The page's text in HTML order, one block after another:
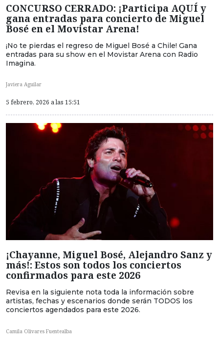
CONCURSO CERRADO: ¡Participa AQUÍ y
gana entradas para concierto de Miguel
Bosé en el Movistar Arena!
¡No te pierdas el regreso de Miguel Bosé a Chile! Gana
entradas para su show en el Movistar Arena con Radio
Imagina.
Javiera Aguilar
5 febrero, 2026 a las 15:51
¡Chayanne, Miguel Bosé, Alejandro Sanz y
más!: Estos son todos los conciertos
confirmados para este 2026
Revisa en la siguiente nota toda la información sobre
artistas, fechas y escenarios donde serán TODOS los
conciertos agendados para este 2026.
Camila Olivares Fuentealba